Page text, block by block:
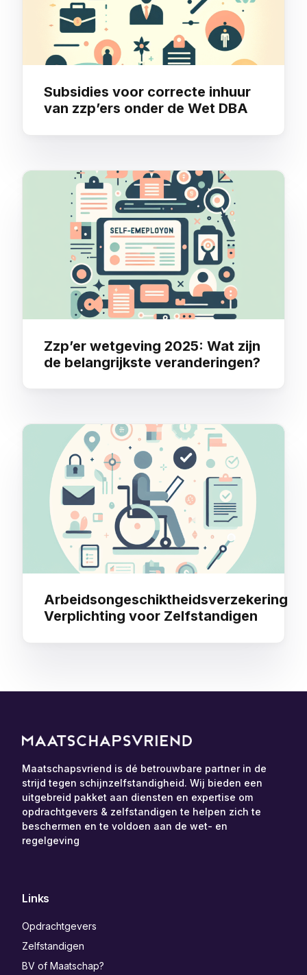
Subsidies voor correcte inhuur
van zzp’ers onder de Wet DBA
Zzp’er wetgeving 2025: Wat zijn
de belangrijkste veranderingen?
Arbeidsongeschiktheidsverzekering
Verplichting voor Zelfstandigen
Maatschapsvriend is dé betrouwbare partner in de
strijd tegen schijnzelfstandigheid. Wij bieden een
uitgebreid pakket aan diensten en expertise om
opdrachtgevers & zelfstandigen te helpen zich te
beschermen en te voldoen aan de wet- en
regelgeving
Links
Opdrachtgevers
Zelfstandigen
BV of Maatschap?